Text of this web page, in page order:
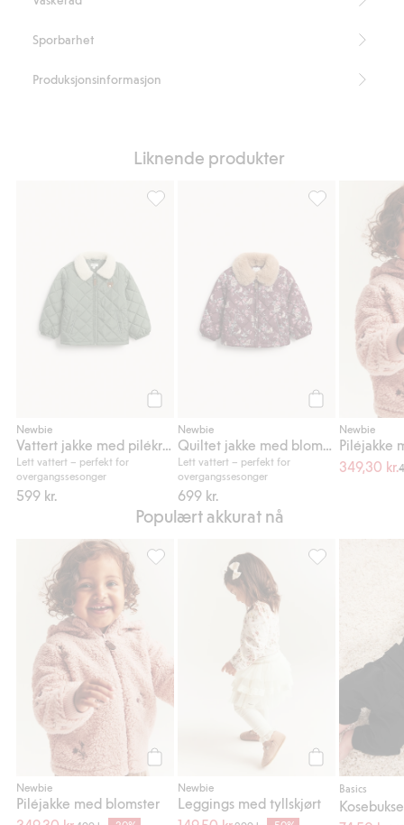
Recycled Polyester
Sporbarhet
Produksjonsinformasjon
Liknende produkter
Newbie
Lett vattert – perfekt for
overgangssesonger
599 kr.
Vattert jakke med pilékrage, Legg til i
Newbie
Lett vattert – perfekt for
overgangssesonger
699 kr.
Quiltet jakke
Newbie
Piléjakke
349,30 kr.
Populært akkurat nå
Legg til
Newbie
Piléjakke med blomster
Piléjakke med blomster, Legg til i favoriter
Legg til
Newbie
Leggings med tyllskjørt
Basics